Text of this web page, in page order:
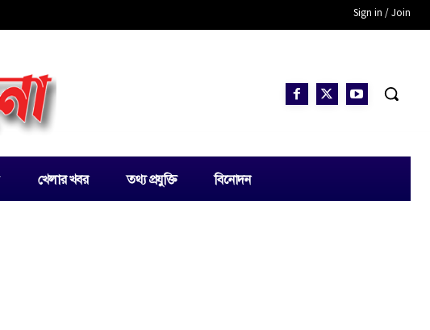
Sign in / Join
খেলার খবর তথ্য প্রযুক্তি বিনোদন